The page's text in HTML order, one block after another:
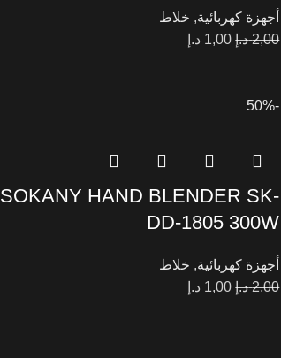
أجهزة كهربائية, خلاط
2,00 د.إ 1,00 د.إ
-50%
SOKANY HAND BLENDER SK-
DD-1805 300W
أجهزة كهربائية, خلاط
2,00 د.إ 1,00 د.إ